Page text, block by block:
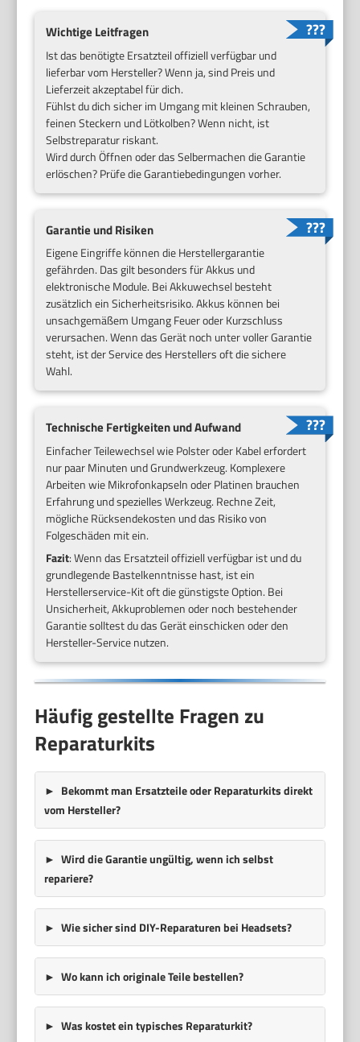
Wichtige Leitfragen
Ist das benötigte Ersatzteil offiziell verfügbar und
lieferbar vom Hersteller? Wenn ja, sind Preis und
Lieferzeit akzeptabel für dich.
Fühlst du dich sicher im Umgang mit kleinen Schrauben,
feinen Steckern und Lötkolben? Wenn nicht, ist
Selbstreparatur riskant.
Wird durch Öffnen oder das Selbermachen die Garantie
erlöschen? Prüfe die Garantiebedingungen vorher.
Garantie und Risiken
Eigene Eingriffe können die Herstellergarantie
gefährden. Das gilt besonders für Akkus und
elektronische Module. Bei Akkuwechsel besteht
zusätzlich ein Sicherheitsrisiko. Akkus können bei
unsachgemäßem Umgang Feuer oder Kurzschluss
verursachen. Wenn das Gerät noch unter voller Garantie
steht, ist der Service des Herstellers oft die sichere
Wahl.
Technische Fertigkeiten und Aufwand
Einfacher Teilewechsel wie Polster oder Kabel erfordert
nur paar Minuten und Grundwerkzeug. Komplexere
Arbeiten wie Mikrofonkapseln oder Platinen brauchen
Erfahrung und spezielles Werkzeug. Rechne Zeit,
mögliche Rücksendekosten und das Risiko von
Folgeschäden mit ein.
Fazit: Wenn das Ersatzteil offiziell verfügbar ist und du
grundlegende Bastelkenntnisse hast, ist ein
Herstellerservice-Kit oft die günstigste Option. Bei
Unsicherheit, Akkuproblemen oder noch bestehender
Garantie solltest du das Gerät einschicken oder den
Hersteller-Service nutzen.
Häufig gestellte Fragen zu
Reparaturkits
Bekommt man Ersatzteile oder Reparaturkits direkt
vom Hersteller?
Wird die Garantie ungültig, wenn ich selbst
repariere?
Wie sicher sind DIY-Reparaturen bei Headsets?
Wo kann ich originale Teile bestellen?
Was kostet ein typisches Reparaturkit?